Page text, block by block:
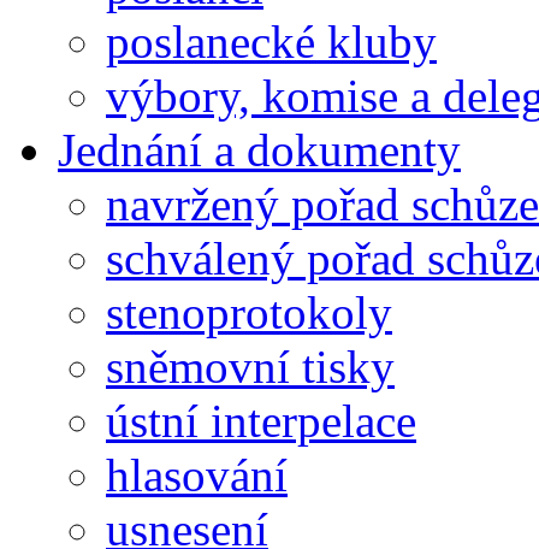
poslanecké kluby
výbory, komise a
Jednání a dokumenty
navržený pořad schůze
schválený pořad
stenoprotokoly
sněmovní tisky
ústní interpelace
hlasování
usnesení